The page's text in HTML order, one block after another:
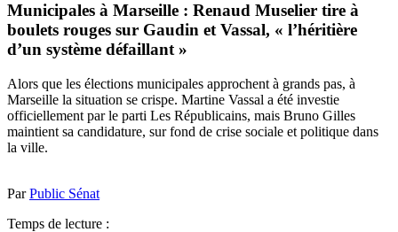
Municipales à Marseille : Renaud Muselier tire à
boulets rouges sur Gaudin et Vassal, « l’héritière
d’un système défaillant »
Alors que les élections municipales approchent à grands pas, à
Marseille la situation se crispe. Martine Vassal a été investie
officiellement par le parti Les Républicains, mais Bruno Gilles
maintient sa candidature, sur fond de crise sociale et politique dans
la ville.
ParPublic Sénat
Temps de lecture :